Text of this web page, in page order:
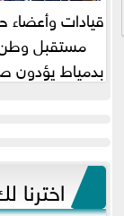
قيادات وأعضاء
مستقبل
بدمياط يؤدون
اخترنا